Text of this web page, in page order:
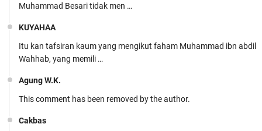
Muhammad Besari tidak men …
KUYAHAA
Itu kan tafsiran kaum yang mengikut faham Muhammad ibn abdil
Wahhab, yang memili …
Agung W.K.
This comment has been removed by the author.
Cakbas